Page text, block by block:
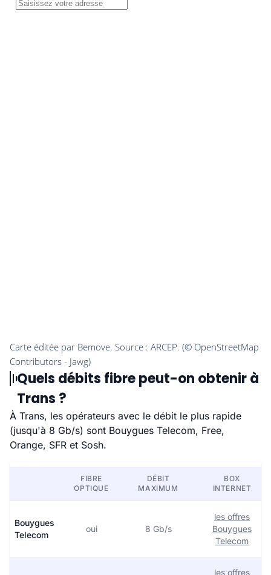
Quels débits fibre peut-on obtenir à
Trans ?
À Trans, les opérateurs avec le débit le plus rapide
(jusqu'à 8 Gb/s) sont Bouygues Telecom, Free,
Orange, SFR et Sosh.
FIBRE
OPTIQUE
DÉBIT
MAXIMUM
BOX
INTERNET
Bouygues
Telecom
oui 8 Gb/s
les offres
Bouygues
Telecom
les offres